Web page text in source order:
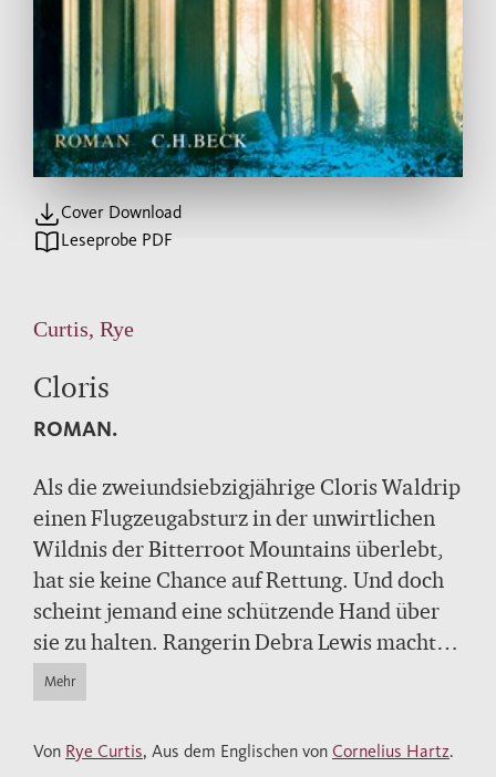
Cover Download
Leseprobe PDF
Curtis, Rye
Cloris
ROMAN.
Als die zweiundsiebzigjährige Cloris Waldrip
einen Flugzeugabsturz in der unwirtlichen
Wildnis der Bitterroot Mountains überlebt,
hat sie keine Chance auf Rettung. Und doch
scheint jemand eine schützende Hand über
sie zu halten. Rangerin Debra Lewis macht
sich auf die Suche. Aber will Cloris
überhaupt gefunden werden? Das
Abenteuerroman der Extraklasse.
Mehr
Von Rye Curtis, Aus dem Englischen von Cornelius Hartz.